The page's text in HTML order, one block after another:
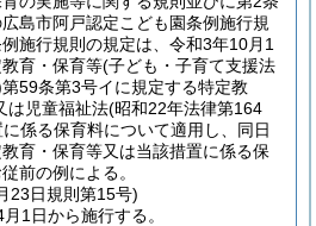
島市阿戸認定こども園条例施行規
施行規則の規定は、令和3年10月1
育・保育等(子ども・子育て支援法
第59条第3号イに規定する特定教
は児童福祉法(昭和22年法律第164
係る保育料について適用し、同日
育・保育等又は当該措置に係る保
前の例による。
23日規則第15号)
1日から施行する。